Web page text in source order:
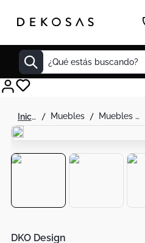
¿Qué estás buscando?
muebles muebles de sala
DKO Design
Decoracion
Cuadro
Sillas